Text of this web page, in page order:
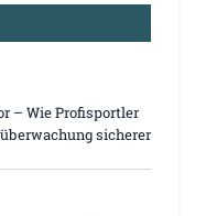
– Wie Profisportler
sicherer